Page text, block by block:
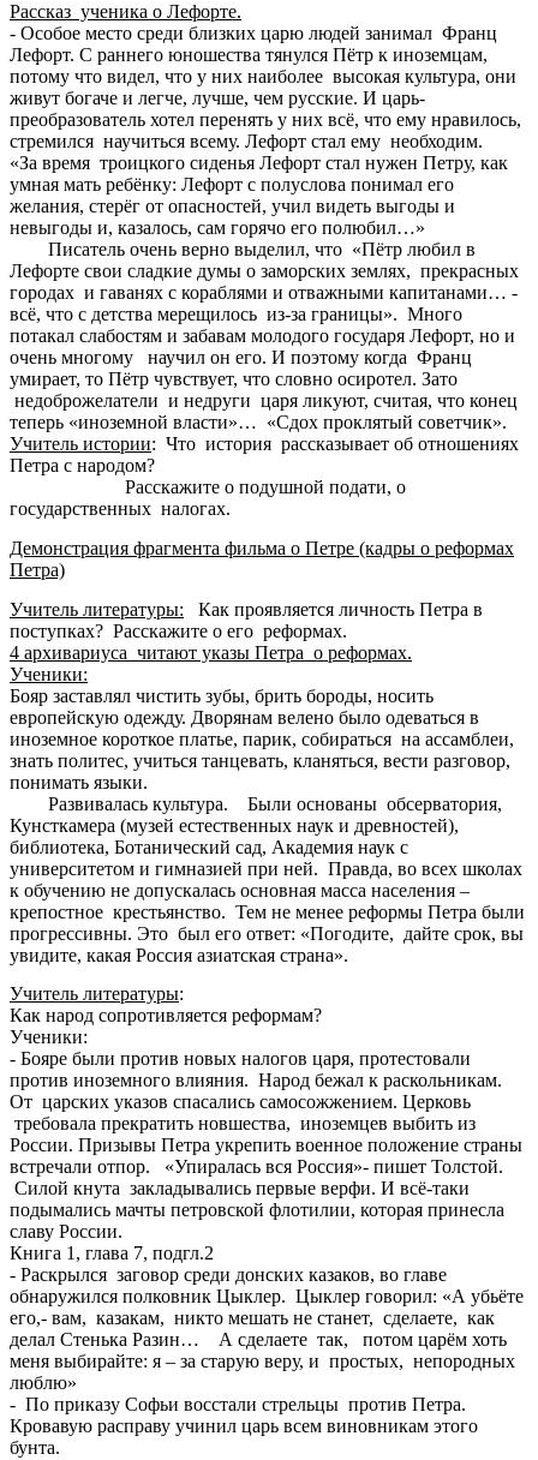
Рассказ ученика о Лефорте.
- Особое место среди близких царю людей занимал Франц
Лефорт. С раннего юношества тянулся Пётр к иноземцам,
потому что видел, что у них наиболее высокая культура, они
живут богаче и легче, лучше, чем русские. И царь-
преобразователь хотел перенять у них всё, что ему нравилось,
стремился научиться всему. Лефорт стал ему необходим.
«За время троицкого сиденья Лефорт стал нужен Петру, как
умная мать ребёнку: Лефорт с полуслова понимал его
желания, стерёг от опасностей, учил видеть выгоды и
невыгоды и, казалось, сам горячо его полюбил…»
Писатель очень верно выделил, что «Пётр любил в
Лефорте свои сладкие думы о заморских землях, прекрасных
городах и гаванях с кораблями и отважными капитанами… -
всё, что с детства мерещилось из-за границы». Много
потакал слабостям и забавам молодого государя Лефорт, но и
очень многому научил он его. И поэтому когда Франц
умирает, то Пётр чувствует, что словно осиротел. Зато
недоброжелатели и недруги царя ликуют, считая, что конец
теперь «иноземной власти»… «Сдох проклятый советчик».
Учитель истории: Что история рассказывает об отношениях
Петра с народом?
Расскажите о подушной подати, о
государственных налогах.
Демонстрация фрагмента фильма о Петре (кадры о реформах
Петра)
Учитель литературы: Как проявляется личность Петра в
поступках? Расскажите о его реформах.
4 архивариуса читают указы Петра о реформах.
Ученики:
Бояр заставлял чистить зубы, брить бороды, носить
европейскую одежду. Дворянам велено было одеваться в
иноземное короткое платье, парик, собираться на ассамблеи,
знать политес, учиться танцевать, кланяться, вести разговор,
понимать языки.
Развивалась культура. Были основаны обсерватория,
Кунсткамера (музей естественных наук и древностей),
библиотека, Ботанический сад, Академия наук с
университетом и гимназией при ней. Правда, во всех школах
к обучению не допускалась основная масса населения –
крепостное крестьянство. Тем не менее реформы Петра были
прогрессивны. Это был его ответ: «Погодите, дайте срок, вы
увидите, какая Россия азиатская страна».
Учитель литературы:
Как народ сопротивляется реформам?
Ученики:
- Бояре были против новых налогов царя, протестовали
против иноземного влияния. Народ бежал к раскольникам.
От царских указов спасались самосожжением. Церковь
требовала прекратить новшества, иноземцев выбить из
России. Призывы Петра укрепить военное положение страны
встречали отпор. «Упиралась вся Россия»- пишет Толстой.
Силой кнута закладывались первые верфи. И всё-таки
подымались мачты петровской флотилии, которая принесла
славу России.
Книга 1, глава 7, подгл.2
- Раскрылся заговор среди донских казаков, во главе
обнаружился полковник Цыклер. Цыклер говорил: «А убьёте
его,- вам, казакам, никто мешать не станет, сделаете, как
делал Стенька Разин… А сделаете так, потом царём хоть
меня выбирайте: я – за старую веру, и простых, непородных
люблю»
- По приказу Софьи восстали стрельцы против Петра.
Кровавую расправу учинил царь всем виновникам этого
бунта.